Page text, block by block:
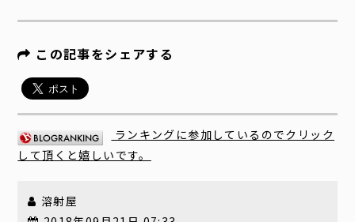
この記事をシェアする
ランキングに参加しているのでクリック
して頂くと嬉しいです。
溶射屋